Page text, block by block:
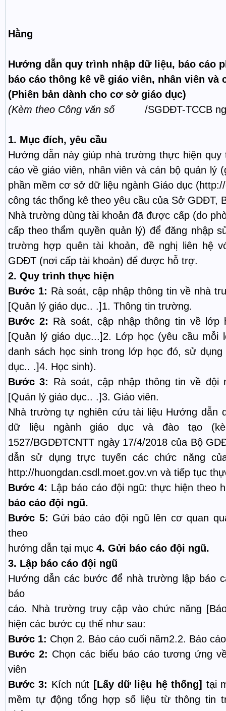
Hằng
Hướng dẫn quy trình nhập dữ liệu, báo cáo
báo cáo thông kê về giáo viên, nhân viên và
(Phiên bản dành cho cơ sở giáo dục)
(Kèm theo Công văn số /SGDĐT-TCCB
1. Mục đích, yêu cầu
Hướng dẫn này giúp nhà trường thực hiện
cáo về giáo viên, nhân viên và cán bộ quản lý
phần mềm cơ sở dữ liệu ngành Giáo dục
công tác thống kê theo yêu cầu của Sở GDĐT,
Nhà trường dùng tài khoản đã được cấp (do
cấp theo thẩm quyền quản lý) để đăng nhập
trường hợp quên tài khoản, đề nghị liên hệ
GDĐT (nơi cấp tài khoản) để được hỗ trợ.
2. Quy trình thực hiện
Bước 1: Rà soát, cập nhập thông tin về nhà
[Quản lý giáo dục.. .]1. Thông tin trường.
Bước 2: Rà soát, cập nhập thông tin về lớp
[Quản lý giáo dục...]2. Lớp học (yêu cầu mỗi
danh sách học sinh trong lớp học đó, sử
dục.. .]4. Học sinh).
Bước 3: Rà soát, cập nhập thông tin về đội
[Quản lý giáo dục.. .]3. Giáo viên.
Nhà trường tự nghiên cứu tài liệu Hướng dẫn
dữ liệu ngành giáo dục và đào tạo
1527/BGDĐTCNTT ngày 17/4/2018 của Bộ
dẫn sử dụng trực tuyến các chức năng
http://huongdan.csdl.moet.gov.vn và tiếp tục
Bước 4: Lập báo cáo đội ngũ: thực hiện theo
báo cáo đội ngũ.
Bước 5: Gửi báo cáo đội ngũ lên cơ quan
theo
hướng dẫn tại mục 4. Gửi báo cáo đội ngũ.
3. Lập báo cáo đội ngũ
Hướng dẫn các bước để nhà trường lập báo
báo
cáo. Nhà trường truy cập vào chức năng
hiện các bước cụ thể như sau:
Bước 1: Chọn 2. Báo cáo cuối năm2.2. Báo
Bước 2: Chọn các biểu báo cáo tương ứng
viên
Bước 3: Kích nút [Lấy dữ liệu hệ thống] tại
mềm tự động tổng hợp số liệu từ thông tin